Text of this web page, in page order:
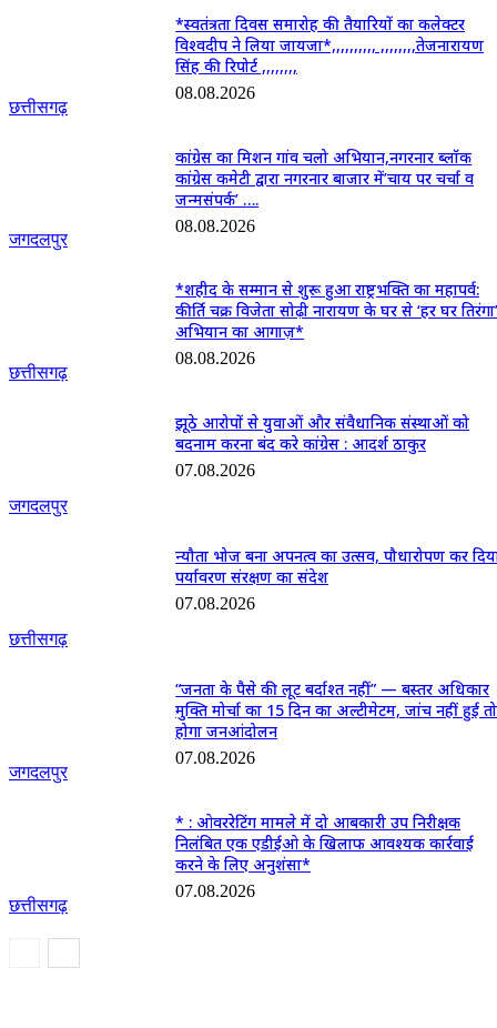
छत्तीसगढ़
*स्वतंत्रता दिवस समारोह की तैयारियों का कलेक्टर
विश्वदीप ने लिया जायजा*,,,,,,,,,, ,,,,,,,,तेजनारायण
सिंह की रिपोर्ट ,,,,,,,,
08.08.2026
जगदलपुर
कांग्रेस का मिशन गांव चलो अभियान,नगरनार ब्लॉक
कांग्रेस कमेटी द्वारा नगरनार बाजार में’चाय पर चर्चा व
जन्मसंपर्क’ ….
08.08.2026
छत्तीसगढ़
*शहीद के सम्मान से शुरू हुआ राष्ट्रभक्ति का महापर्व:
कीर्ति चक्र विजेता सोढ़ी नारायण के घर से ‘हर घर
अभियान का आगाज़*
08.08.2026
जगदलपुर
झूठे आरोपों से युवाओं और संवैधानिक संस्थाओं को
बदनाम करना बंद करे कांग्रेस : आदर्श ठाकुर
07.08.2026
छत्तीसगढ़
न्यौता भोज बना अपनत्व का उत्सव, पौधारोपण कर
पर्यावरण संरक्षण का संदेश
07.08.2026
जगदलपुर
“जनता के पैसे की लूट बर्दाश्त नहीं” — बस्तर अधिकार
मुक्ति मोर्चा का 15 दिन का अल्टीमेटम, जांच नहीं हुई तो
होगा जनआंदोलन
07.08.2026
छत्तीसगढ़
* : ओवररेटिंग मामले में दो आबकारी उप निरीक्षक
निलंबित एक एडीईओ के खिलाफ आवश्यक कार्रवाई
करने के लिए अनुशंसा*
07.08.2026